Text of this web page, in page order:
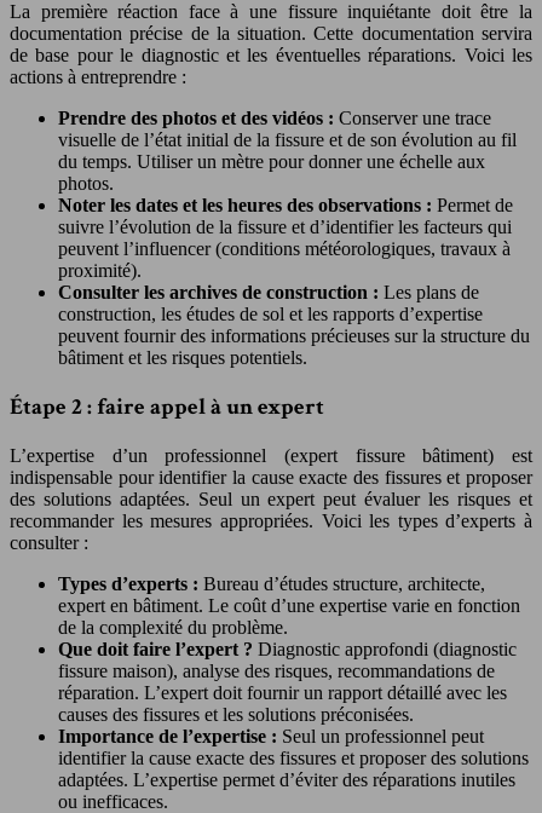
La première réaction face à une fissure inquiétante doit être la
documentation précise de la situation. Cette documentation servira
de base pour le diagnostic et les éventuelles réparations. Voici les
actions à entreprendre :
Prendre des photos et des vidéos : Conserver une trace
visuelle de l’état initial de la fissure et de son évolution au fil
du temps. Utiliser un mètre pour donner une échelle aux
photos.
Noter les dates et les heures des observations : Permet de
suivre l’évolution de la fissure et d’identifier les facteurs qui
peuvent l’influencer (conditions météorologiques, travaux à
proximité).
Consulter les archives de construction : Les plans de
construction, les études de sol et les rapports d’expertise
peuvent fournir des informations précieuses sur la structure du
bâtiment et les risques potentiels.
Étape 2 : faire appel à un expert
L’expertise d’un professionnel (expert fissure bâtiment) est
indispensable pour identifier la cause exacte des fissures et proposer
des solutions adaptées. Seul un expert peut évaluer les risques et
recommander les mesures appropriées. Voici les types d’experts à
consulter :
Types d’experts : Bureau d’études structure, architecte,
expert en bâtiment. Le coût d’une expertise varie en fonction
de la complexité du problème.
Que doit faire l’expert ? Diagnostic approfondi (diagnostic
fissure maison), analyse des risques, recommandations de
réparation. L’expert doit fournir un rapport détaillé avec les
causes des fissures et les solutions préconisées.
Importance de l’expertise : Seul un professionnel peut
identifier la cause exacte des fissures et proposer des solutions
adaptées. L’expertise permet d’éviter des réparations inutiles
ou inefficaces.